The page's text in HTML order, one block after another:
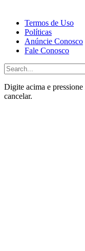
Termos de Uso
Políticas
Anúncie Conosco
Fale Conosco
Digite acima e pressione
cancelar.